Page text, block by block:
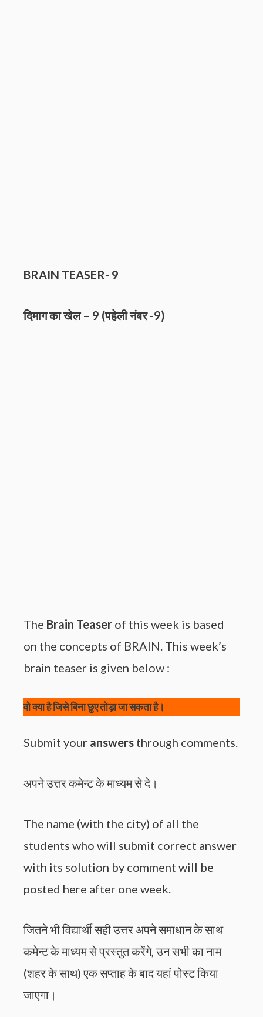
BRAIN TEASER- 9
दिमाग का खेल – 9 (पहेली नंबर -9)
The Brain Teaser of this week is based
on the concepts of BRAIN. This week’s
brain teaser is given below :
वो क्या है जिसे बिना छुए तोड़ा जा सकता है।
Submit your answers through comments.
अपने उत्तर कमेन्ट के माध्यम से दे।
The name (with the city) of all the
students who will submit correct answer
with its solution by comment will be
posted here after one week.
जितने भी विद्यार्थी सही उत्तर अपने समाधान के साथ
कमेन्ट के माध्यम से प्रस्तुत करेंगे, उन सभी का नाम
(शहर के साथ) एक सप्ताह के बाद यहां पोस्ट किया
जाएगा।